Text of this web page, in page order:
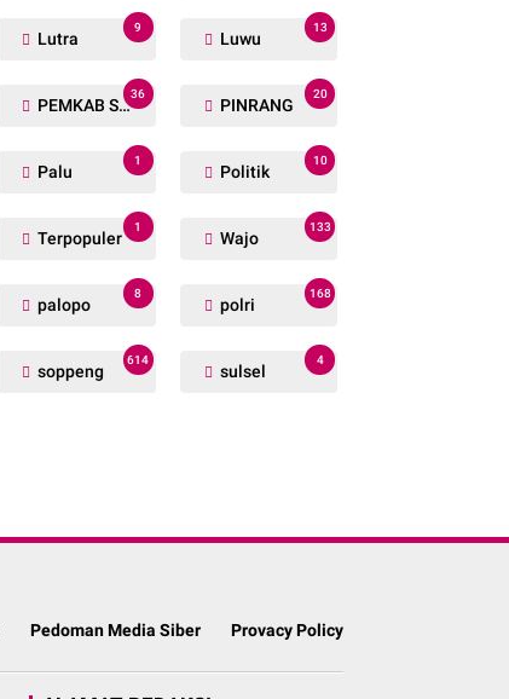
Lutra
9
Luwu
13
PEMKAB SOPPENG
36
PINRANG
20
Palu
1
Politik
10
Terpopuler
1
Wajo
133
palopo
8
polri
168
soppeng
614
sulsel
4
Pedoman Media Siber Provacy Policy